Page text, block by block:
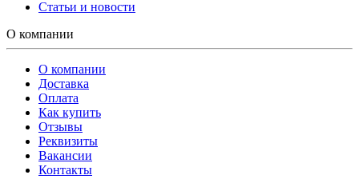
Статьи и новости
О компании
О компании
Доставка
Оплата
Как купить
Отзывы
Реквизиты
Вакансии
Контакты